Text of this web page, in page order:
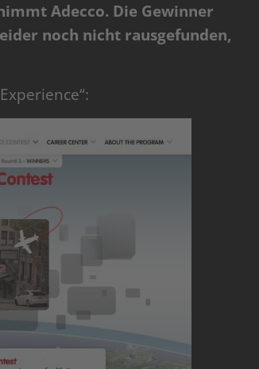
Adecco. Die Gewinner
noch nicht rausgefunden,